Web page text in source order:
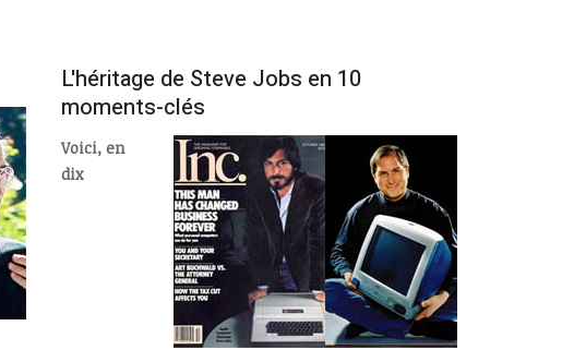
L'héritage de Steve Jobs en 10
moments-clés
Voici, en
dix